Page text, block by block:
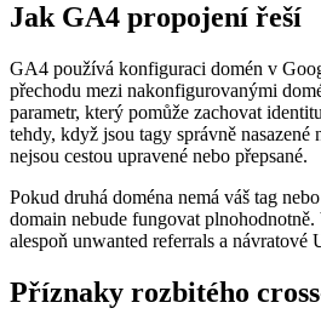
Jak GA4 propojení řeší
GA4 používá konfiguraci domén v
přechodu mezi nakonfigurovanými
parametr, který pomůže zachovat
tehdy, když jsou tagy správně nasazené
nejsou cestou upravené nebo přepsané.
Pokud druhá doména nemá váš tag
domain nebude fungovat
alespoň unwanted referrals a návratové
Příznaky rozbitého